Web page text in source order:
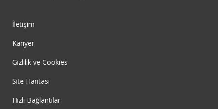
İletişim
Kariyer
Gizlilik ve Cookies
Site Haritası
Hızlı Bağlantılar